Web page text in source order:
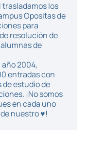
trasladamos los
Opositas de
para
resolución de
de
2004,
entradas con
de estudio de
¡No somos
en cada uno
nuestro ♥!